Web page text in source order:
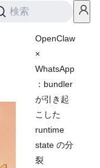
検索
OpenClaw
×
WhatsApp
：bundler
が引き起
こした
runtime
state の分
裂